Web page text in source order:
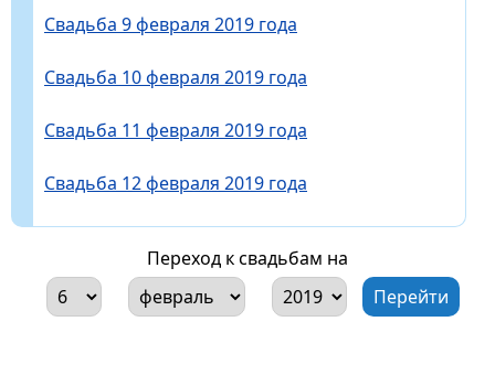
Свадьба 9 февраля 2019 года
Свадьба 10 февраля 2019 года
Свадьба 11 февраля 2019 года
Свадьба 12 февраля 2019 года
Переход к свадьбам на